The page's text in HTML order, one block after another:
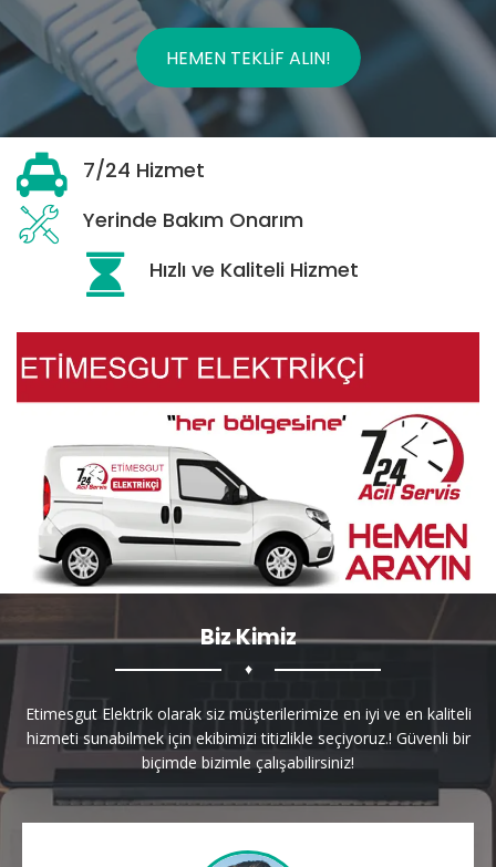
HEMEN TEKLIF ALIN!
7/24 Hizmet
Yerinde Bakım Onarım
Hızlı ve Kaliteli Hizmet
Biz Kimiz
♦
Etimesgut Elektrik olarak siz müşterilerimize en iyi ve en kaliteli
hizmeti sunabilmek için ekibimizi titizlikle seçiyoruz.! Güvenli bir
biçimde bizimle çalışabilirsiniz!